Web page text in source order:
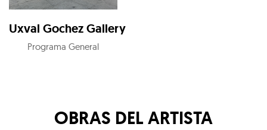
Uxval Gochez Gallery
Programa General
OBRAS DEL ARTISTA